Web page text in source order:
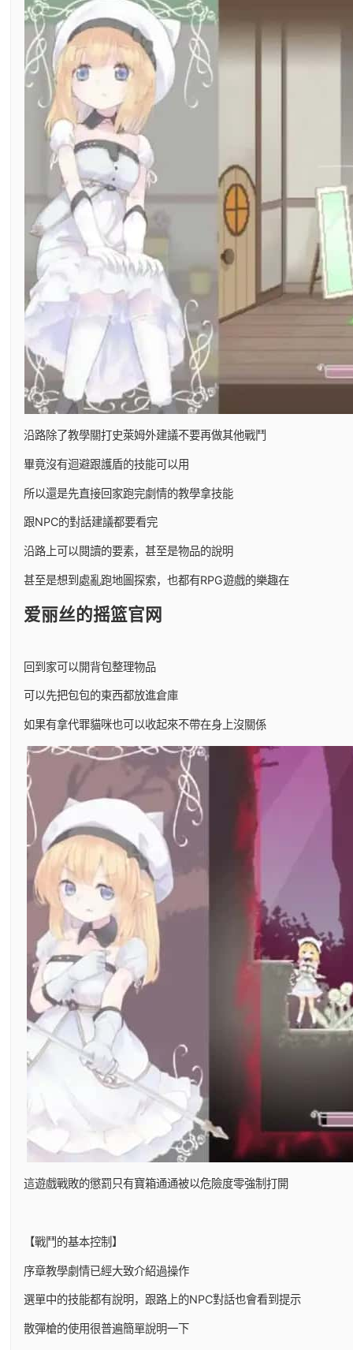
沿路除了教學關打史萊姆外建議不要再做其他戰鬥
畢竟沒有迴避跟護盾的技能可以用
所以還是先直接回家跑完劇情的教學拿技能
跟NPC的對話建議都要看完
沿路上可以閱讀的要素，甚至是物品的說明
甚至是想到處亂跑地圖探索，也都有RPG遊戲的樂趣在
爱丽丝的摇篮官网
回到家可以開背包整理物品
可以先把包包的東西都放進倉庫
如果有拿代罪貓咪也可以收起來不帶在身上沒關係
這遊戲戰敗的懲罰只有寶箱通通被以危險度零強制打開
【戰鬥的基本控制】
序章教學劇情已經大致介紹過操作
選單中的技能都有說明，跟路上的NPC對話也會看到提示
散彈槍的使用很普遍簡單說明一下